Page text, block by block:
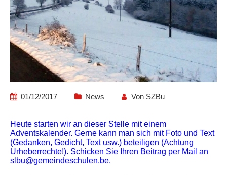
01/12/2017 News Von SZBu
Heute starten wir an dieser Stelle mit einem
Adventskalender. Gerne kann man sich mit Foto und Text
(Gedanken, Gedicht, Text usw.) beteiligen (Achtung
Urheberrechte!). Schicken Sie Ihren Beitrag per Mail an
slbu@gemeindeschulen.be.